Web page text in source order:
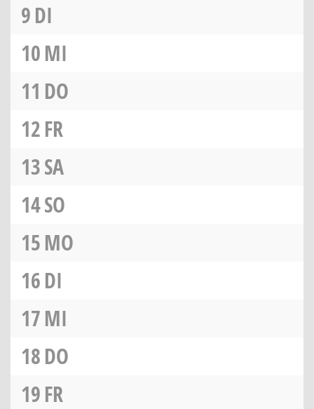
9DI
10MI
11 DO
12FR
13SA
14SO
15MO
16DI
17MI
18DO
19FR